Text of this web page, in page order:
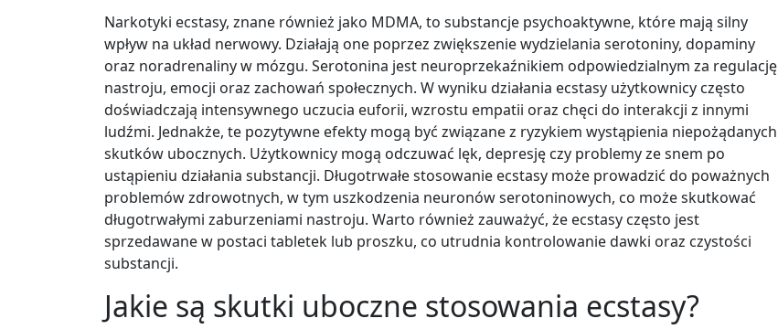
Narkotyki ecstasy, znane również jako MDMA, to substancje psychoaktywne, które mają silny
wpływ na układ nerwowy. Działają one poprzez zwiększenie wydzielania serotoniny, dopaminy
oraz noradrenaliny w mózgu. Serotonina jest neuroprzekaźnikiem odpowiedzialnym za regulację
nastroju, emocji oraz zachowań społecznych. W wyniku działania ecstasy użytkownicy często
doświadczają intensywnego uczucia euforii, wzrostu empatii oraz chęci do interakcji z innymi
ludźmi. Jednakże, te pozytywne efekty mogą być związane z ryzykiem wystąpienia niepożądanych
skutków ubocznych. Użytkownicy mogą odczuwać lęk, depresję czy problemy ze snem po
ustąpieniu działania substancji. Długotrwałe stosowanie ecstasy może prowadzić do poważnych
problemów zdrowotnych, w tym uszkodzenia neuronów serotoninowych, co może skutkować
długotrwałymi zaburzeniami nastroju. Warto również zauważyć, że ecstasy często jest
sprzedawane w postaci tabletek lub proszku, co utrudnia kontrolowanie dawki oraz czystości
substancji.
Jakie są skutki uboczne stosowania ecstasy?